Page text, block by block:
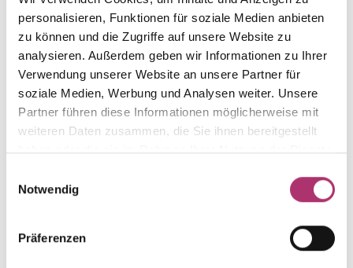
personalisieren, Funktionen für soziale Medien anbieten
zu können und die Zugriffe auf unsere Website zu
analysieren. Außerdem geben wir Informationen zu Ihrer
Verwendung unserer Website an unsere Partner für
soziale Medien, Werbung und Analysen weiter. Unsere
Partner führen diese Informationen möglicherweise mit
weiteren Daten zusammen, die Sie ihnen bereitgestellt
haben oder die sie im Rahmen Ihrer Nutzung der Dienste
Notwendig
Präferenzen
Feingehalt
Steinfarbe
weiß
Steinart
Diamant
Stein
Diam.
Ringweite